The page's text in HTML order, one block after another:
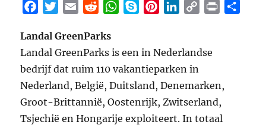
c
e
b
o
o
k
i
t
t
e
r
a
i
l
d
d
i
t
W
t
s
A
p
p
p
e
t
e
r
e
s
k
e
d
I
n
y
i
n
k
Landal GreenParks
Landal GreenParks is een in Nederlandse
bedrijf dat ruim 110 vakantieparken in
Nederland, België, Duitsland, Denemarken,
Groot-Brittannië, Oostenrijk, Zwitserland,
Tsjechië en Hongarije exploiteert. In totaal